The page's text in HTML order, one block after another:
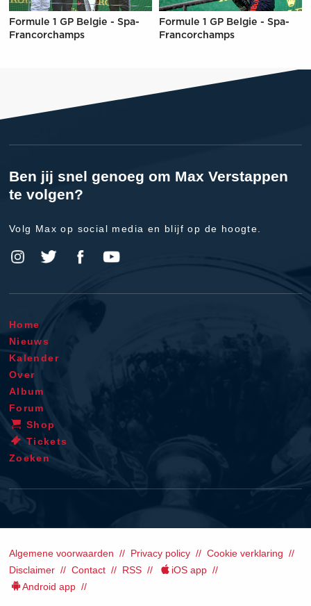
Formule 1 GP Belgie - Spa-
Francorchamps
Formule 1 GP Belgie - Spa-
Francorchamps
Ben jij snel genoeg om Max Verstappen
te volgen?
Volg Max op social media en blijf op de hoogte.
Home
Nieuws
Kalender
Over
Album
Forum
Shop
Tickets
Zoeken
Algemene voorwaarden Privacy policy
Cookie verklaring
Disclaimer
Contact RSS
iOS app
Android app